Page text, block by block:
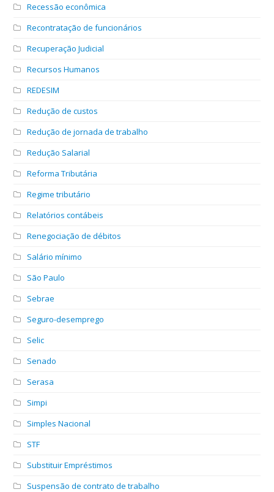
Recessão econômica
Recontratação de funcionários
Recuperação Judicial
Recursos Humanos
REDESIM
Redução de custos
Redução de jornada de trabalho
Redução Salarial
Reforma Tributária
Regime tributário
Relatórios contábeis
Renegociação de débitos
Salário mínimo
São Paulo
Sebrae
Seguro-desemprego
Selic
Senado
Serasa
Simpi
Simples Nacional
STF
Substituir Empréstimos
Suspensão de contrato de trabalho